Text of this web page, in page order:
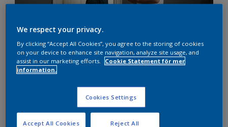
En kund som vill att du ska utföra extraarbete under ett
projekt behöver inte vara något dåligt. Det kan omvandlas
till en affärsmöjlighet om en ändring av arbetsbeskrivningen
hanteras på ett positivt sätt.
We respect your privacy.
By clicking “Accept All Cookies”, you agree to the storing of cookies
on your device to enhance site navigation, analyze site usage, and
assist in our marketing efforts.
Cookie Statement för mer
information.
Cookies Settings
Reject All
Accept All Cookies